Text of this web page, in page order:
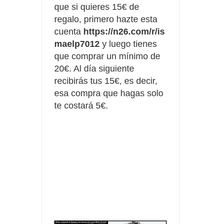
que si quieres 15€ de
regalo, primero hazte esta
cuenta https://n26.com/r/is
maelp7012 y luego tienes
que comprar un mínimo de
20€. Al día siguiente
recibirás tus 15€, es decir,
esa compra que hagas solo
te costará 5€.